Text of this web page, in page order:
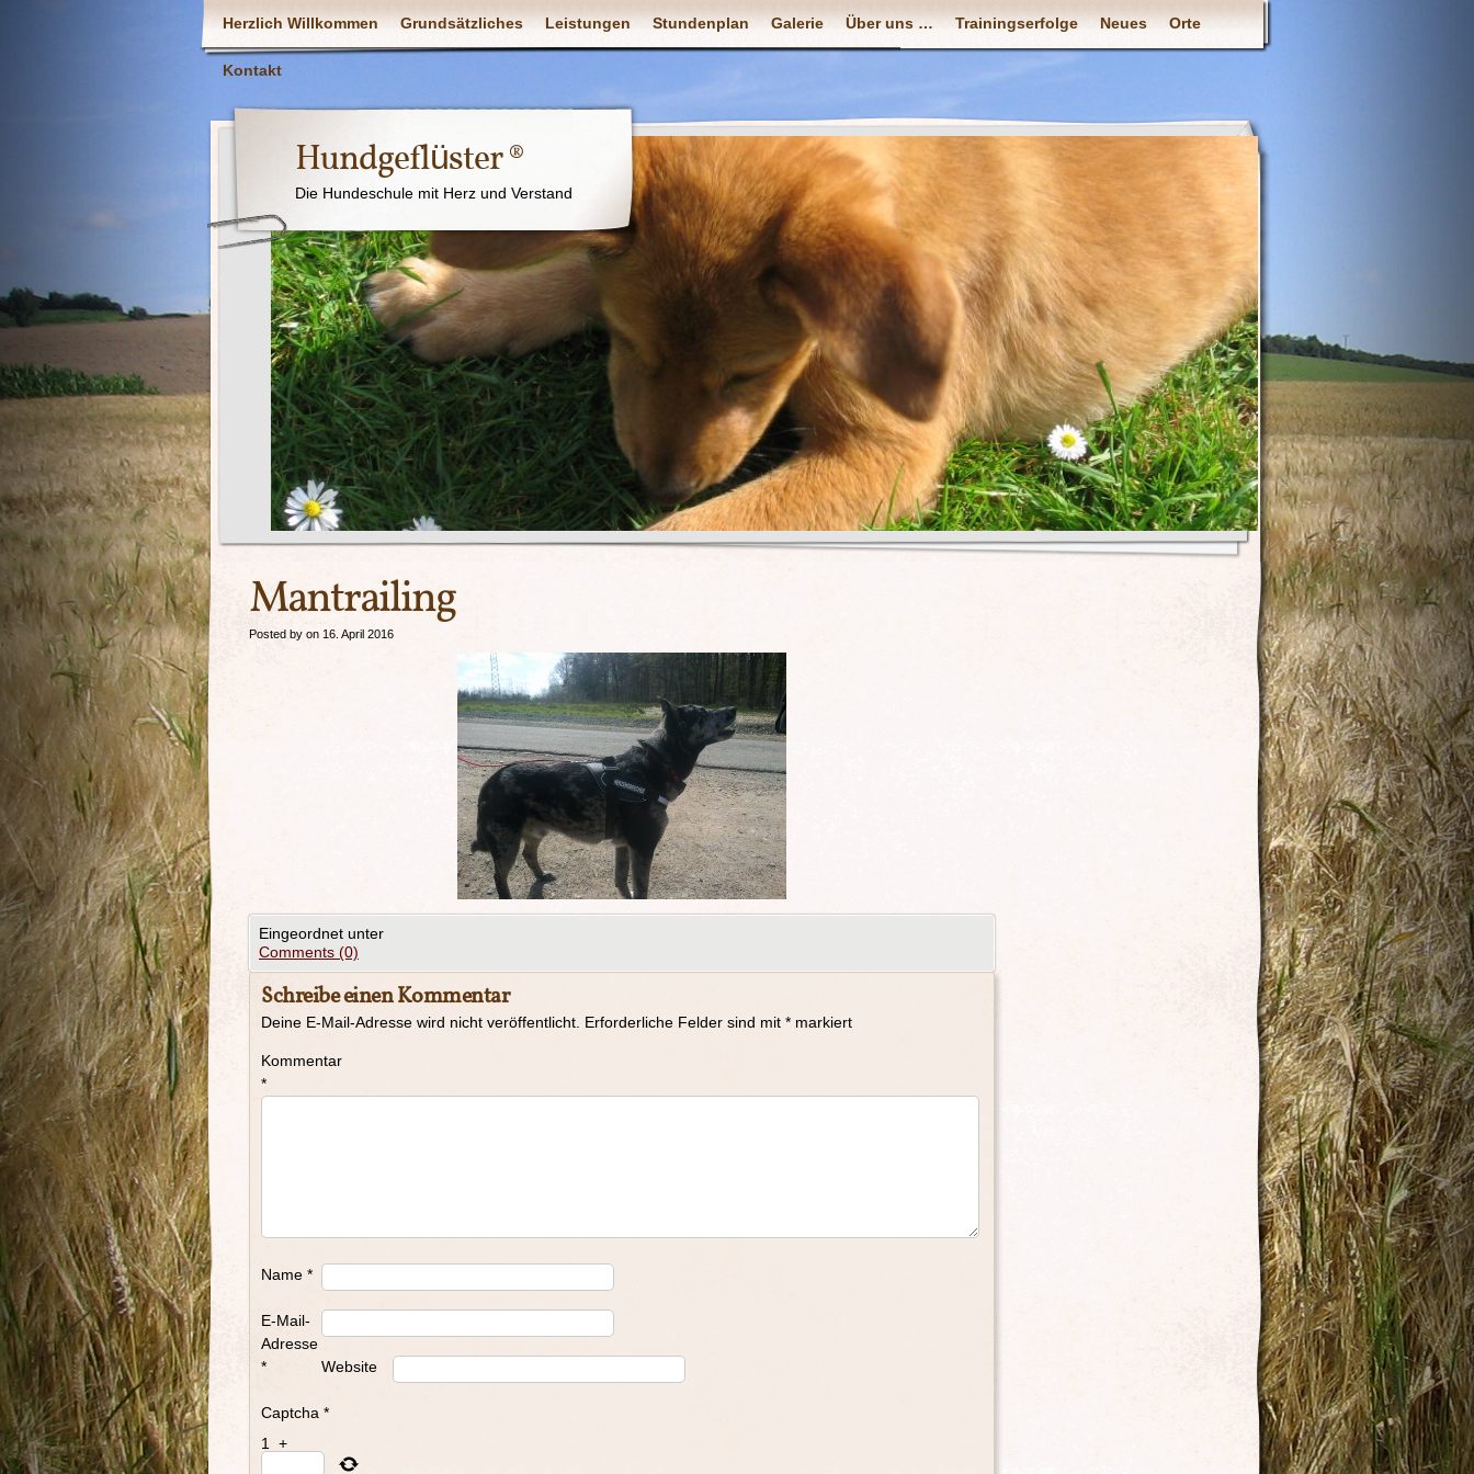
Herzlich Willkommen Grundsätzliches Leistungen Stundenplan Galerie Über uns … Trainingserfolge Neues Orte
Kontakt
Hundgeflüster ®
Die Hundeschule mit Herz und Verstand
Mantrailing
Posted by on 16. April 2016
Eingeordnet unter
Comments (0)
Schreibe einen Kommentar
Deine E-Mail-Adresse wird nicht veröffentlicht. Erforderliche Felder sind mit * markiert
Kommentar
*
Name *
E-Mail-
Adresse
*
Website
Captcha *
1
+